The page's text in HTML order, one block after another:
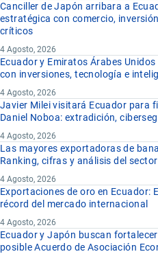
Canciller de Japón arribara a
estratégica con comercio,
críticos
4 Agosto, 2026
Ecuador y Emiratos Árabes
con inversiones, tecnología e
4 Agosto, 2026
Javier Milei visitará Ecuador para
Daniel Noboa: extradición,
4 Agosto, 2026
Las mayores exportadoras de
Ranking, cifras y análisis del
4 Agosto, 2026
Exportaciones de oro en Ecuador:
récord del mercado internacional
4 Agosto, 2026
Ecuador y Japón buscan
posible Acuerdo de Asociación